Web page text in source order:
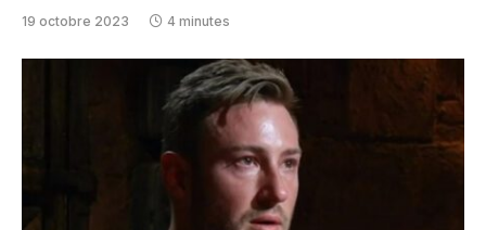
19 octobre 2023 4 minutes